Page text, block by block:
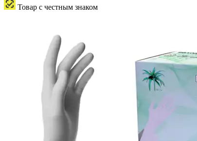
Товар с честным знаком